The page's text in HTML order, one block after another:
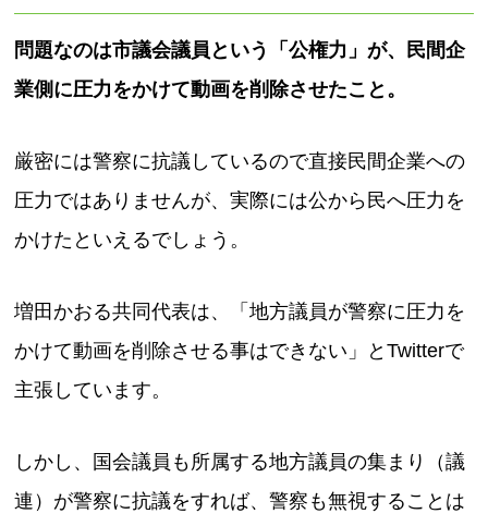
問題なのは市議会議員という「公権力」が、民間企
業側に圧力をかけて動画を削除させたこと。
厳密には警察に抗議しているので直接民間企業への
圧力ではありませんが、実際には公から民へ圧力を
かけたといえるでしょう。
増田かおる共同代表は、「地方議員が警察に圧力を
かけて動画を削除させる事はできない」とTwitterで
主張しています。
しかし、国会議員も所属する地方議員の集まり（議
連）が警察に抗議をすれば、警察も無視することは